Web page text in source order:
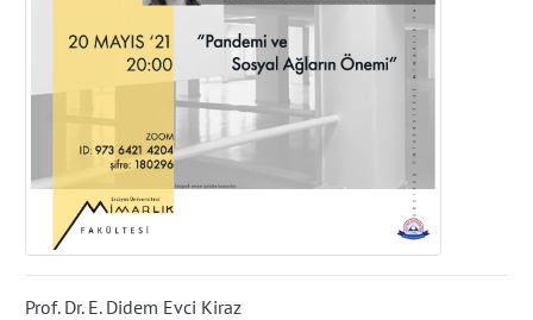
Prof. Dr. E. Didem Evci Kiraz